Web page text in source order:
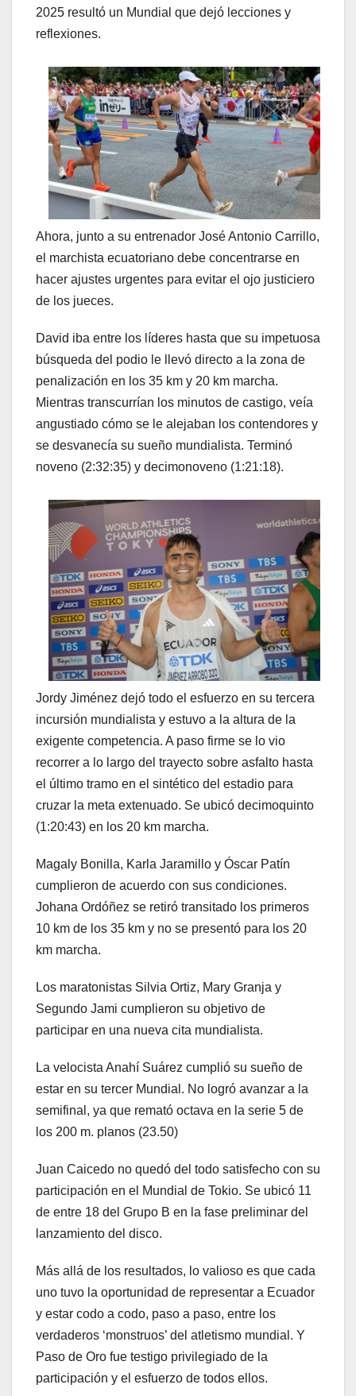
2025 resultó un Mundial que dejó lecciones y
reflexiones.
Ahora, junto a su entrenador José Antonio Carrillo,
el marchista ecuatoriano debe concentrarse en
hacer ajustes urgentes para evitar el ojo justiciero
de los jueces.
David iba entre los líderes hasta que su impetuosa
búsqueda del podio le llevó directo a la zona de
penalización en los 35 km y 20 km marcha.
Mientras transcurrían los minutos de castigo, veía
angustiado cómo se le alejaban los contendores y
se desvanecía su sueño mundialista. Terminó
noveno (2:32:35) y decimonoveno (1:21:18).
Jordy Jiménez dejó todo el esfuerzo en su tercera
incursión mundialista y estuvo a la altura de la
exigente competencia. A paso firme se lo vio
recorrer a lo largo del trayecto sobre asfalto hasta
el último tramo en el sintético del estadio para
cruzar la meta extenuado. Se ubicó decimoquinto
(1:20:43) en los 20 km marcha.
Magaly Bonilla, Karla Jaramillo y Óscar Patín
cumplieron de acuerdo con sus condiciones.
Johana Ordóñez se retiró transitado los primeros
10 km de los 35 km y no se presentó para los 20
km marcha.
Los maratonistas Silvia Ortiz, Mary Granja y
Segundo Jami cumplieron su objetivo de
participar en una nueva cita mundialista.
La velocista Anahí Suárez cumplió su sueño de
estar en su tercer Mundial. No logró avanzar a la
semifinal, ya que remató octava en la serie 5 de
los 200 m. planos (23.50)
Juan Caicedo no quedó del todo satisfecho con su
participación en el Mundial de Tokio. Se ubicó 11
de entre 18 del Grupo B en la fase preliminar del
lanzamiento del disco.
Más allá de los resultados, lo valioso es que cada
uno tuvo la oportunidad de representar a Ecuador
y estar codo a codo, paso a paso, entre los
verdaderos ‘monstruos’ del atletismo mundial. Y
Paso de Oro fue testigo privilegiado de la
participación y el esfuerzo de todos ellos.